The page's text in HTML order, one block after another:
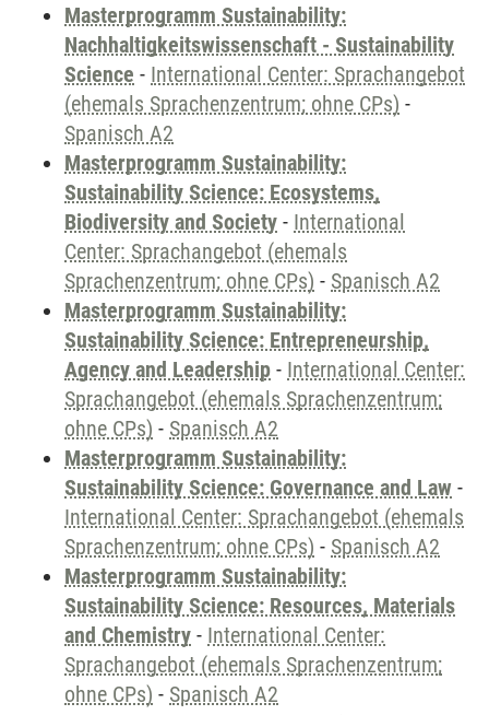
Masterprogramm Sustainability:
Nachhaltigkeitswissenschaft - Sustainability
Science - International Center: Sprachangebot
(ehemals Sprachenzentrum; ohne CPs) -
Spanisch A2
Masterprogramm Sustainability:
Sustainability Science: Ecosystems,
Biodiversity and Society - International
Center: Sprachangebot (ehemals
Sprachenzentrum; ohne CPs) - Spanisch A2
Masterprogramm Sustainability:
Sustainability Science: Entrepreneurship,
Agency and Leadership - International Center:
Sprachangebot (ehemals Sprachenzentrum;
ohne CPs) - Spanisch A2
Masterprogramm Sustainability:
Sustainability Science: Governance and Law -
International Center: Sprachangebot (ehemals
Sprachenzentrum; ohne CPs) - Spanisch A2
Masterprogramm Sustainability:
Sustainability Science: Resources, Materials
and Chemistry - International Center:
Sprachangebot (ehemals Sprachenzentrum;
ohne CPs) - Spanisch A2